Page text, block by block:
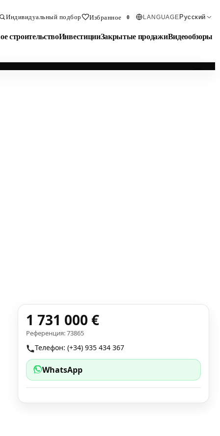
Индивидуальный подбор Избранное 0 LANGUAGE Русский
строительствоИнвестицииЗакрытые продажиВидеообзоры
1 731 000 €
Референция: 73865
Телефон: (+34) 935 434 367
WhatsApp